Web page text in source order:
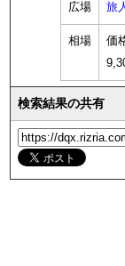
広場 旅
相場
価
検索結果の共有